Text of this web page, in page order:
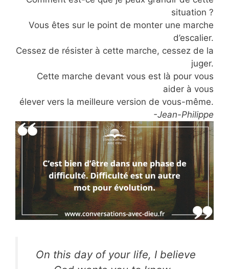
situation ?
Vous êtes sur le point de monter une marche
d’escalier.
Cessez de résister à cette marche, cessez de la
juger.
Cette marche devant vous est là pour vous
aider à vous
élever vers la meilleure version de vous-même.
-Jean-Philippe
On this day of your life, I believe